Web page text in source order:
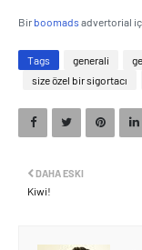
Bir boomadsadvertorial
Tags generali
size özel bir sigortacı
DAHA ESKI
Kiwi!